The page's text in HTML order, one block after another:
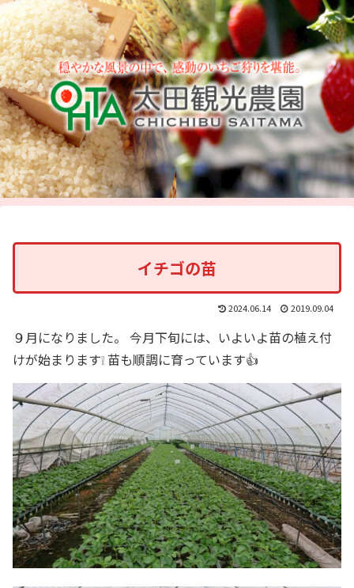
イチゴの苗
2024.06.14 2019.09.04
９月になりました。 今月下旬には、いよいよ苗の植え付
けが始まります❕ 苗も順調に育っています👍